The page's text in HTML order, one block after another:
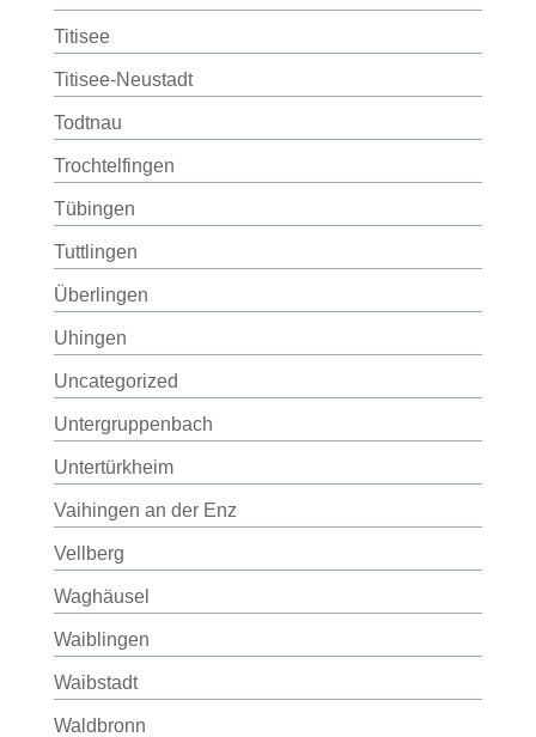
Titisee
Titisee-Neustadt
Todtnau
Trochtelfingen
Tübingen
Tuttlingen
Überlingen
Uhingen
Uncategorized
Untergruppenbach
Untertürkheim
Vaihingen an der Enz
Vellberg
Waghäusel
Waiblingen
Waibstadt
Waldbronn